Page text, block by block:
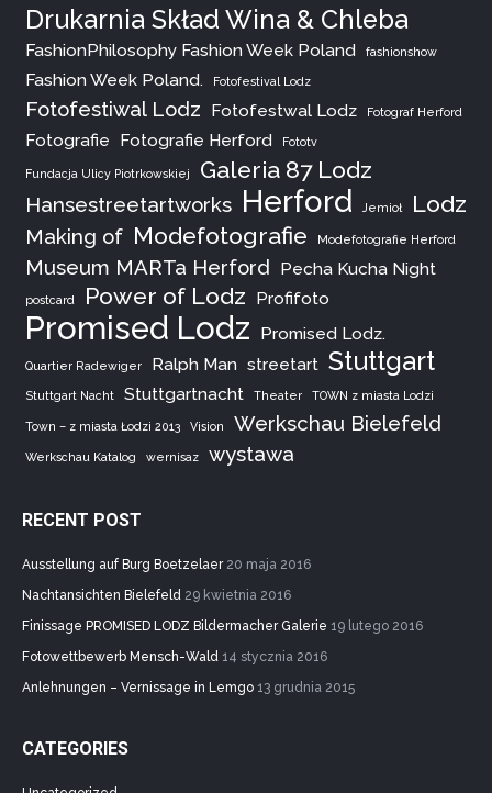
Drukarnia Skład Wina & Chleba
FashionPhilosophy Fashion Week Poland fashionshow
Fashion Week Poland. Fotofestival Lodz
Fotofestiwal Lodz Fotofestwal Lodz Fotograf Herford
Fotografie Fotografie Herford Fototv
Fundacja Ulicy Piotrkowskiej Galeria 87 Lodz
Hansestreetartworks Herford Jemioł Lodz
Making of Modefotografie Modefotografie Herford
Museum MARTa Herford Pecha Kucha Night
postcard Power of Lodz Profifoto
Promised Lodz Promised Lodz.
Quartier Radewiger Ralph Man streetart Stuttgart
Stuttgart Nacht Stuttgartnacht Theater TOWN z miasta Lodzi
Town – z miasta Łodzi 2013 Vision Werkschau Bielefeld
Werkschau Katalog wernisaz wystawa
RECENT POST
Ausstellung auf Burg Boetzelaer 20 maja 2016
Nachtansichten Bielefeld 29 kwietnia 2016
Finissage PROMISED LODZ Bildermacher Galerie 19 lutego 2016
Fotowettbewerb Mensch-Wald 14 stycznia 2016
Anlehnungen – Vernissage in Lemgo 13 grudnia 2015
CATEGORIES